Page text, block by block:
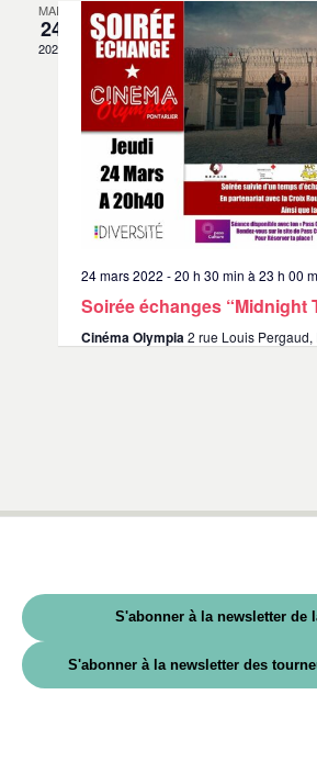
MAR
24
2022
24 mars 2022 - 20 h 30 min à 23 h 00
Soirée échanges “Midnight
Cinéma Olympia2 rue Louis Pergaud,
S'abonner à la newsletter de
S'abonner à la newsletter des